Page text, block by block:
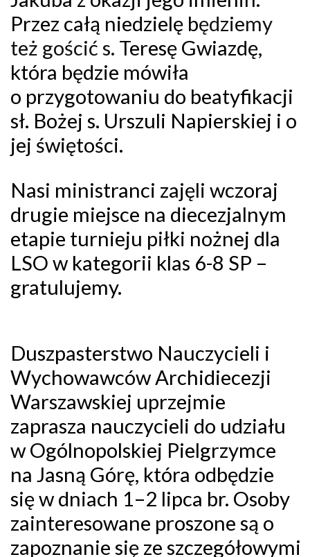
Przez całą niedzielę będziemy
też gościć s. Teresę Gwiazdę,
która będzie mówiła
o przygotowaniu do beatyfikacji
sł. Bożej s. Urszuli Napierskiej i o
jej świętości.
Nasi ministranci zajęli wczoraj
drugie miejsce na diecezjalnym
etapie turnieju piłki nożnej dla
LSO w kategorii klas 6-8 SP –
gratulujemy.
Duszpasterstwo Nauczycieli i
Wychowawców Archidiecezji
Warszawskiej uprzejmie
zaprasza nauczycieli do udziału
w Ogólnopolskiej Pielgrzymce
na Jasną Górę, która odbędzie
się w dniach 1–2 lipca br. Osoby
zainteresowane proszone są o
zapoznanie się ze szczegółowymi